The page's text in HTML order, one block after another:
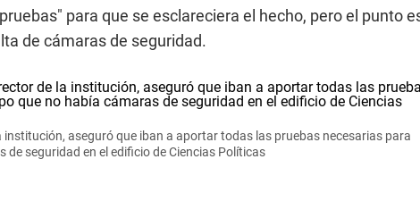
para que se esclareciera el hecho, pero el punto
de cámaras de seguridad.
institución, aseguró que iban a aportar todas las pruebas necesarias para
seguridad en el edificio de Ciencias Políticas